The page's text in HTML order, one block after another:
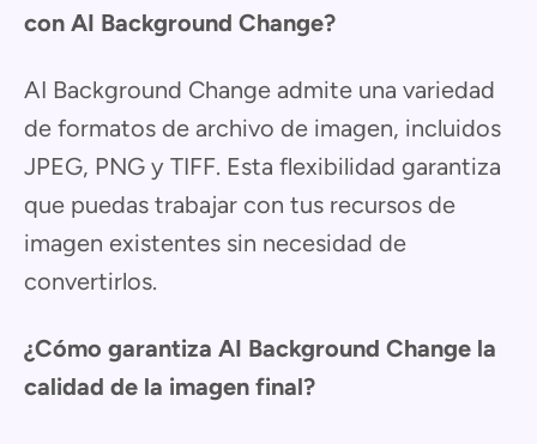
con AI Background Change?
AI Background Change admite una variedad
de formatos de archivo de imagen, incluidos
JPEG, PNG y TIFF. Esta flexibilidad garantiza
que puedas trabajar con tus recursos de
imagen existentes sin necesidad de
convertirlos.
¿Cómo garantiza AI Background Change la
calidad de la imagen final?